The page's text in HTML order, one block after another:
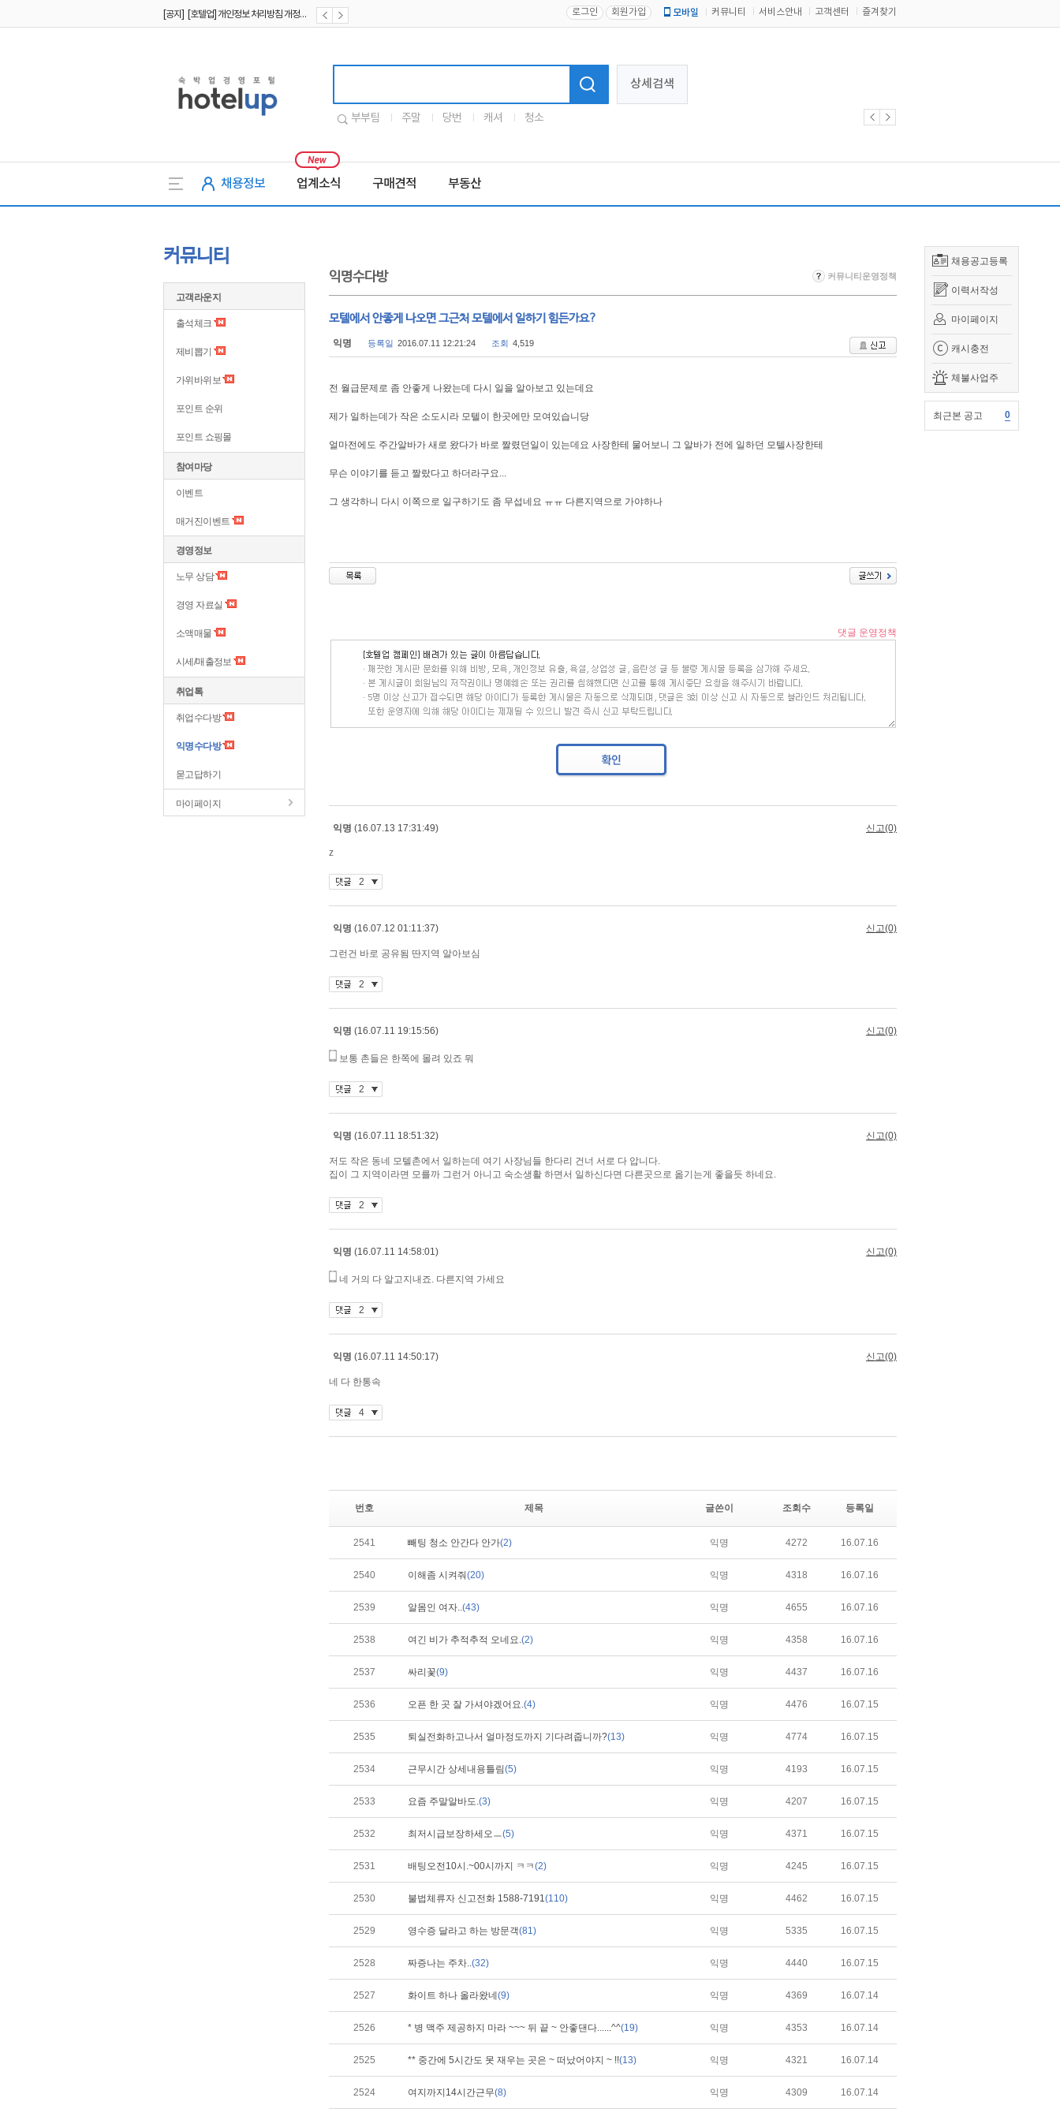
[공지] [호텔업] 개인정보 처리방침 개정본1 (19.09.02) 로그인 회원가입 모바일 커뮤니티 서비스안내 고객센터 즐겨찾기
상세검색
부부팀 주말 당번 캐셔 청소
채용정보 업계소식 구매견적 부동산
채용공고등록
이력서작성
마이페이지
캐시충전
체불사업주
최근본 공고 0
커뮤니티
고객라운지
출석체크
제비뽑기
가위바위보
포인트 순위
포인트 쇼핑몰
참여마당
이벤트
매거진이벤트
경영정보
노무 상담
경영 자료실
소액매물
시세/매출정보
취업톡
취업수다방
익명수다방
묻고답하기
마이페이지
익명수다방 커뮤니티운영정책
모텔에서 안좋게 나오면 그근처 모텔에서 일하기 힘든가요?
익명 등록일 2016.07.11 12:21:24 조회 4,519
전 월급문제로 좀 안좋게 나왔는데 다시 일을 알아보고 있는데요
제가 일하는데가 작은 소도시라 모텔이 한곳에만 모여있습니당
얼마전에도 주간알바가 새로 왔다가 바로 짤렸던일이 있는데요 사장한테 물어보니 그 알바가 전에 일하던 모텔사장한테
무슨 이야기를 듣고 짤랐다고 하더라구요...
그 생각하니 다시 이쪽으로 일구하기도 좀 무섭네요 ㅠㅠ 다른지역으로 가야하나
번호 제목 글쓴이 조회수 등록일
2541 빼팅 청소 안간다 안가(2) 익명 4272 16.07.16
2540 이해좀 시켜줘(20) 익명 4318 16.07.16
2539 알몸인 여자..(43) 익명 4655 16.07.16
2538 여긴 비가 추적추적 오네요.(2) 익명 4358 16.07.16
2537 싸리꽃(9) 익명 4437 16.07.16
2536 오픈 한 곳 잘 가셔야겠어요.(4) 익명 4476 16.07.15
2535 퇴실전화하고나서 얼마정도까지 기다려줍니까?(13) 익명 4774 16.07.15
2534 근무시간 상세내용틀림(5) 익명 4193 16.07.15
2533 요즘 주말알바도.(3) 익명 4207 16.07.15
2532 최저시급보장하세오ㅡ(5) 익명 4371 16.07.15
2531 배팅오전10시.~00시까지 ㅋㅋ(2) 익명 4245 16.07.15
2530 불법체류자 신고전화 1588-7191(110) 익명 4462 16.07.15
2529 영수증 달라고 하는 방문객(81) 익명 5335 16.07.15
2528 짜증나는 주차..(32) 익명 4440 16.07.15
2527 화이트 하나 올라왔네 (9) 익명 4369 16.07.14
2526 * 병 맥주 제공하지 마라 ~~~ 뒤 끝 ~ 안좋댄다......^^(19) 익명 4353 16.07.14
2525 ** 중간에 5시간도 못 재우는 곳은 ~ 떠났어야지 ~ !!(13) 익명 4321 16.07.14
2524 여지까지14시간근무(8) 익명 4309 16.07.14